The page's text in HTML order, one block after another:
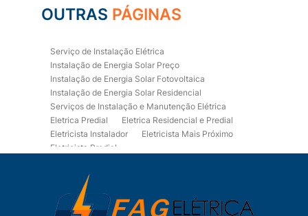
OUTRAS PÁGINAS
Serviço de Instalação Elétrica
Instalação de Energia Solar Preço
Instalação de Energia Solar Fotovoltaica
Instalação de Energia Solar Residencial
Serviços de Instalação e Manutenção Elétrica
Eletrica Predial
Eletrica Residencial e Predial
Eletricista Instalador
Eletricista Mais Próximo
Eletricista Predial
Eletricista Residencial
Eletricista Residencial E Predial
Eletricistas de Manutenção